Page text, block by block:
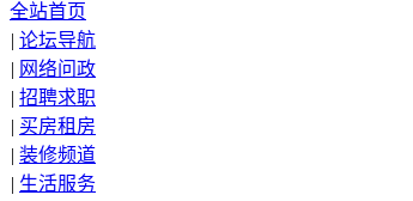
全站首页
| 论坛导航
| 网络问政
| 招聘求职
| 买房租房
| 装修频道
| 生活服务